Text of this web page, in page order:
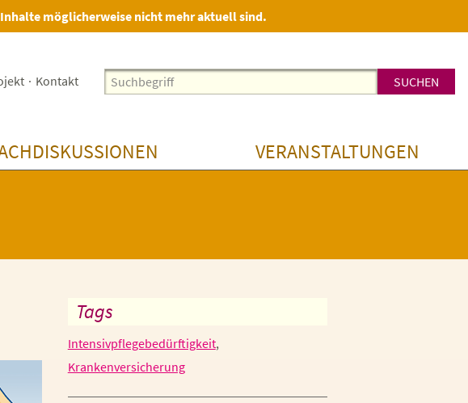
möglicherweise nicht mehr aktuell sind.
· Kontakt
VERANSTALTUNGEN
Tags
Intensivpflegebedürftigkeit
Krankenversicherung